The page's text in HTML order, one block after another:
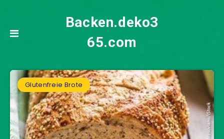
Backen.deko3
65.com
Glutenfreie Brote